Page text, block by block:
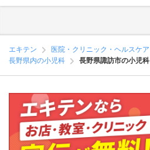
エキテン 医院・クリニック・ヘルスケア
長野県内の小児科
長野県諏訪市の小児科